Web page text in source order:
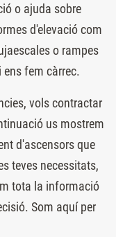
o ajuda sobre
d'elevació com
o rampes
fem càrrec.
vols contractar
us mostrem
d'ascensors que
teves necessitats,
tota la informació
Som aquí per